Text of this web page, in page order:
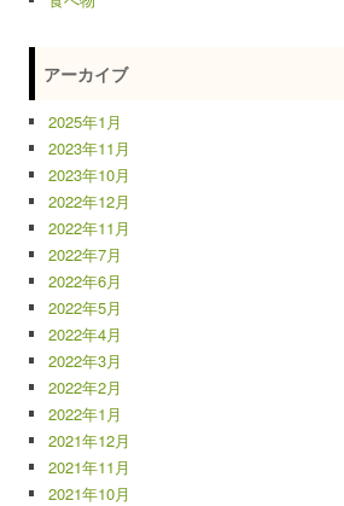
アーカイブ
2025年1月
2023年11月
2023年10月
2022年12月
2022年11月
2022年7月
2022年6月
2022年5月
2022年4月
2022年3月
2022年2月
2022年1月
2021年12月
2021年11月
2021年10月